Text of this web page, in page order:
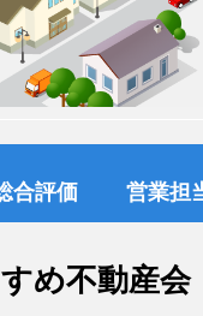
合評価 営業担
め不動産会